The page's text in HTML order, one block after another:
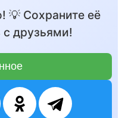
💡 Сохраните её
с друзьями!